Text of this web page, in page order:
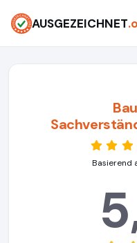
AUSGEZEICHNET
Basierend